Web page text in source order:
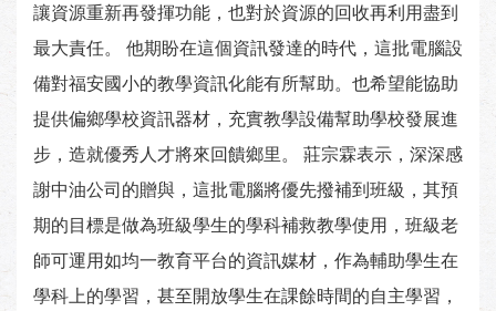
讓資源重新再發揮功能，也對於資源的回收再利用盡到
最大責任。 他期盼在這個資訊發達的時代，這批電腦設
備對福安國小的教學資訊化能有所幫助。也希望能協助
提供偏鄉學校資訊器材，充實教學設備幫助學校發展進
步，造就優秀人才將來回饋鄉里。 莊宗霖表示，深深感
謝中油公司的贈與，這批電腦將優先撥補到班級，其預
期的目標是做為班級學生的學科補救教學使用，班級老
師可運用如均一教育平台的資訊媒材，作為輔助學生在
學科上的學習，甚至開放學生在課餘時間的自主學習，